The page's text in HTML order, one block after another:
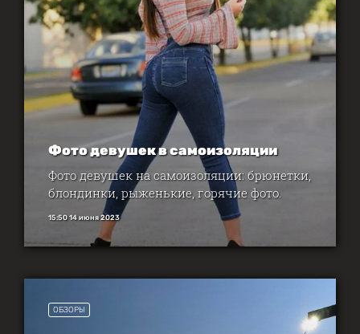
Фото девушек в самоизоляции
Фото девушек на самоизоляции: брюнетки,
блондинки, рыженькие, горячие фото.
15:50 14 июня 2023
ОБЗОРЫ